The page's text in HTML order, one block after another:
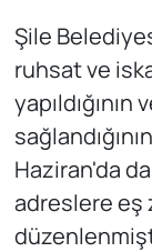
Şile
ruhsat ve
Haziran'da
adreslere eş